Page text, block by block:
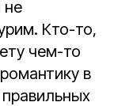
не
Кто-то,
чем-то
в